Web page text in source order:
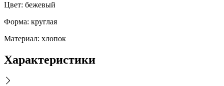
Цвет: бежевый
Форма: круглая
Материал: хлопок
Характеристики